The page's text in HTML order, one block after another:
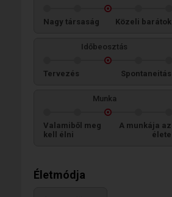
Nagy társaság Közeli barátok
Időbeosztás
Tervezés Spontaneitás
Munka
Valamiből meg
kell élni
A munkája az
élete
Életmódja